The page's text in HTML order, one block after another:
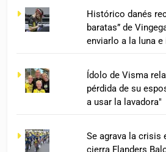
Histórico danés
baratas” de
enviarlo a la luna e
Ídolo de Visma
pérdida de su
a usar la lavadora"
Se agrava la crisis
cierra Flanders